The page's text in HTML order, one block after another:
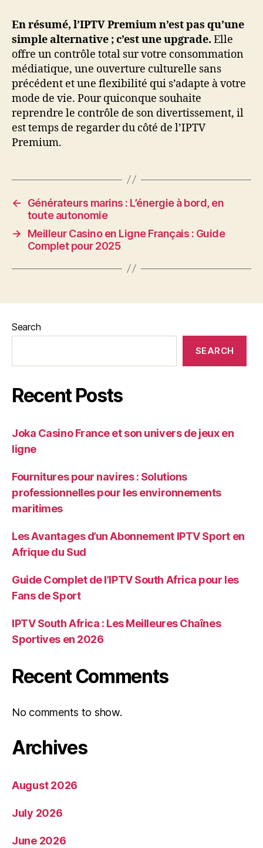
En résumé, l’IPTV Premium n’est pas qu’une
simple alternative ; c’est une upgrade. Elle
offre un contrôle total sur votre consommation
médiatique, une ouverture culturelle sans
précédent et une flexibilité qui s’adapte à votre
mode de vie. Pour quiconque souhaite
reprendre le contrôle de son divertissement, il
est temps de regarder du côté de l’IPTV
Premium.
←
Générateurs marins : L’énergie à bord, en
toute autonomie
→
Meilleur Casino en Ligne Français : Guide
Complet pour 2025
Search
SEARCH
Recent Posts
Joka Casino France et son univers de jeux en
ligne
Fournitures pour navires : Solutions
professionnelles pour les environnements
maritimes
Les Avantages d’un Abonnement IPTV Sport en
Afrique du Sud
Guide Complet de l’IPTV South Africa pour les
Fans de Sport
IPTV South Africa : Les Meilleures Chaînes
Sportives en 2026
Recent Comments
No comments to show.
Archives
August 2026
July 2026
June 2026